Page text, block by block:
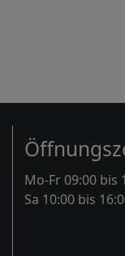
Mo-Fr 09:00 bis
Sa 10:00 bis